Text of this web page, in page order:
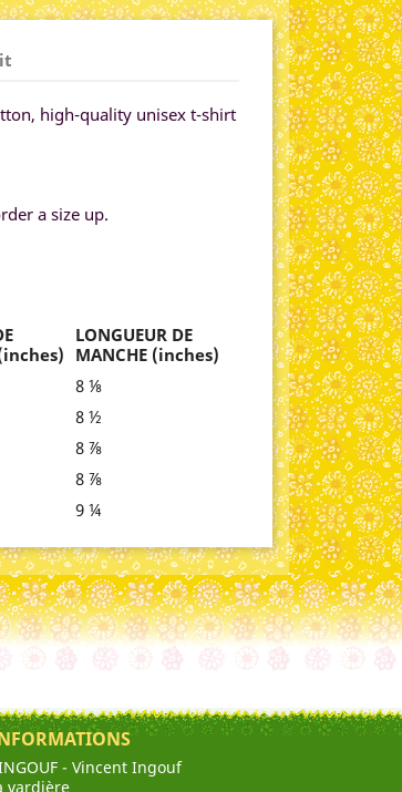
high-quality unisex t-shirt
a size up.
LONGUEUR DE
MANCHE (inches)
8 ⅛
8 ½
8 ⅞
8 ⅞
9 ¼
- Vincent Ingouf
vardière